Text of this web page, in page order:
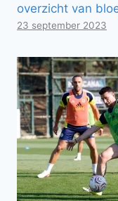
overzicht van
23 september 2023